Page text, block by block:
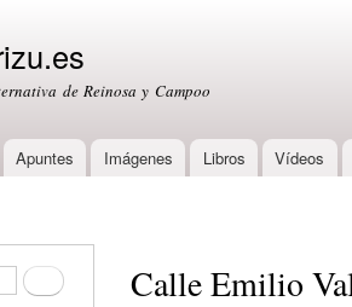
de Reinosa y Campoo
Apuntes Imágenes Libros Vídeos
Buscar Calle Emilio